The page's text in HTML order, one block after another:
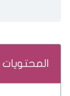
المحتويات